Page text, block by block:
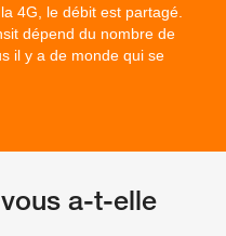
4G, le débit est partagé.
dépend du nombre de
il y a de monde qui se
a-t-elle